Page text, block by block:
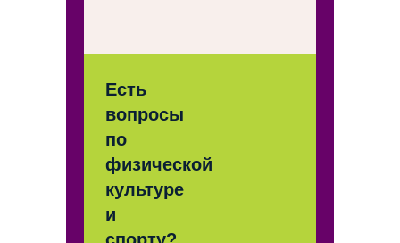
Есть
вопросы
по
физической
культуре
и